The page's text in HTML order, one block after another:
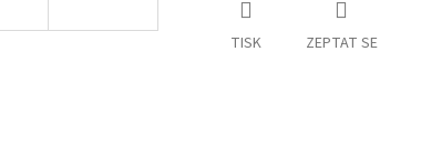
TISK ZEPTAT SE